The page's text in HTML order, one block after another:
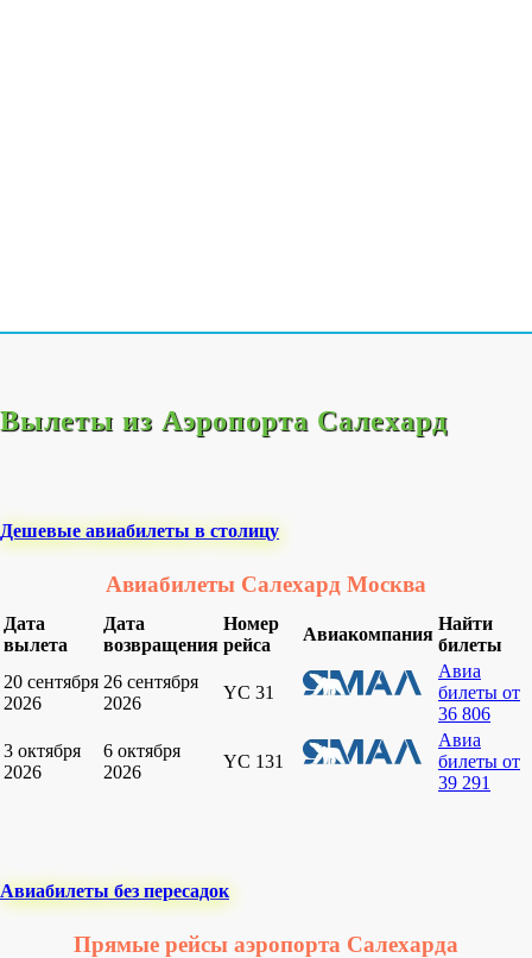
Вылеты из Аэропорта Салехард
Дешевые авиабилеты в столицу
Авиабилеты Салехард Москва
Дата
вылета
Дата
возвращения
Номер
рейса
Авиакомпания
Найти
билеты
20 сентября
2026
26 сентября
2026
YC 31
Авиа
билеты от
36 806
3 октября
2026
6 октября
2026
YC 131
Авиа
билеты от
39 291
Авиабилеты без пересадок
Прямые рейсы аэропорта Салехарда